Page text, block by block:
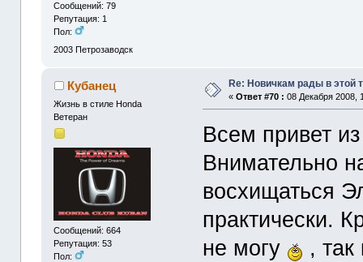
Сообщений: 79
Репутация: 1
Пол:
2003 Петрозаводск
Кубанец
Жизнь в стиле Honda
Ветеран
Сообщений: 664
Репутация: 53
Пол:
Re: Новичкам рады в этой
«Ответ #70 : 08 Декабря 2008,
Всем привет
Внимательно
восхищаться
практически.
не могу
,